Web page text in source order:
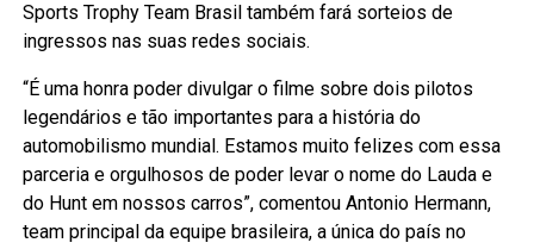
Sports Trophy Team Brasil também fará sorteios de
ingressos nas suas redes sociais.
“É uma honra poder divulgar o filme sobre dois pilotos
legendários e tão importantes para a história do
automobilismo mundial. Estamos muito felizes com essa
parceria e orgulhosos de poder levar o nome do Lauda e
do Hunt em nossos carros”, comentou Antonio Hermann,
team principal da equipe brasileira, a única do país no